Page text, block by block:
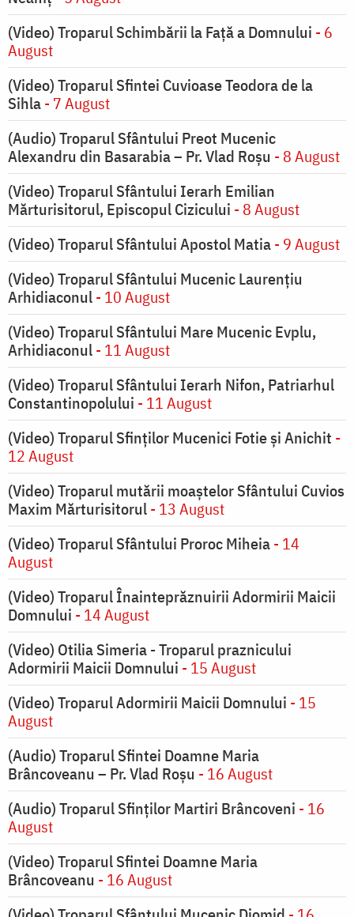
(Video) Troparul Schimbării la Față a Domnului - 6
August
(Video) Troparul Sfintei Cuvioase Teodora de la
Sihla- 7 August
(Audio) Troparul Sfântului Preot Mucenic
Alexandru din Basarabia – Pr. Vlad Roșu - 8 August
(Video) Troparul Sfântului Ierarh Emilian
Mărturisitorul, Episcopul Cizicului - 8 August
(Video) Troparul Sfântului Apostol Matia- 9 August
(Video) Troparul Sfântului Mucenic Laurențiu
Arhidiaconul- 10 August
(Video) Troparul Sfântului Mare Mucenic Evplu,
Arhidiaconul- 11 August
(Video) Troparul Sfântului Ierarh Nifon, Patriarhul
Constantinopolului - 11 August
(Video) Troparul Sfinților Mucenici Fotie și Anichit -
12 August
(Video) Troparul mutării moaștelor Sfântului Cuvios
Maxim Mărturisitorul- 13 August
(Video) Troparul Sfântului Proroc Miheia- 14
August
(Video) Troparul Înainteprăznuirii Adormirii Maicii
Domnului - 14 August
(Video) Otilia Simeria - Troparul praznicului
Adormirii Maicii Domnului - 15 August
(Video) Troparul Adormirii Maicii Domnului - 15
August
(Audio) Troparul Sfintei Doamne Maria
Brâncoveanu – Pr. Vlad Roșu - 16 August
(Audio) Troparul Sfinților Martiri Brâncoveni - 16
August
(Video) Troparul Sfintei Doamne Maria
Brâncoveanu - 16 August